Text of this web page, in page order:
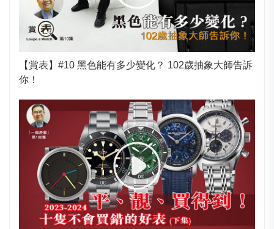
【賞表】#10 黑色能有多少變化？ 102歲抽象大師告訴
你！